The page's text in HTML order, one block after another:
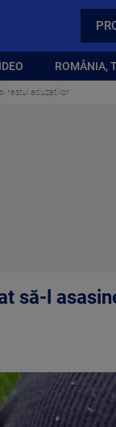
ROMÂNIA,
restul acuzațiilor
să-l